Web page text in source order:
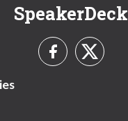
SpeakerDeck